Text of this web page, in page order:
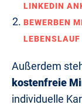
LINKEDIN
BEWERBEN
LEBENSLAUF
Außerdem
kostenfreie
individuelle